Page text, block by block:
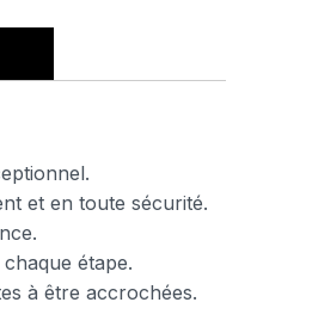
et en toute sécurité.
étape.
à être accrochées.